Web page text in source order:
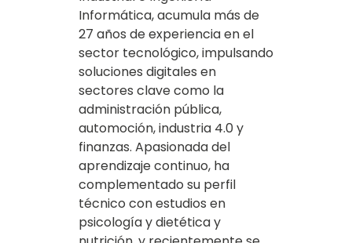
Informática, acumula más de
27 años de experiencia en el
sector tecnológico, impulsando
soluciones digitales en
sectores clave como la
administración pública,
automoción, industria 4.0 y
finanzas. Apasionada del
aprendizaje continuo, ha
complementado su perfil
técnico con estudios en
psicología y dietética y